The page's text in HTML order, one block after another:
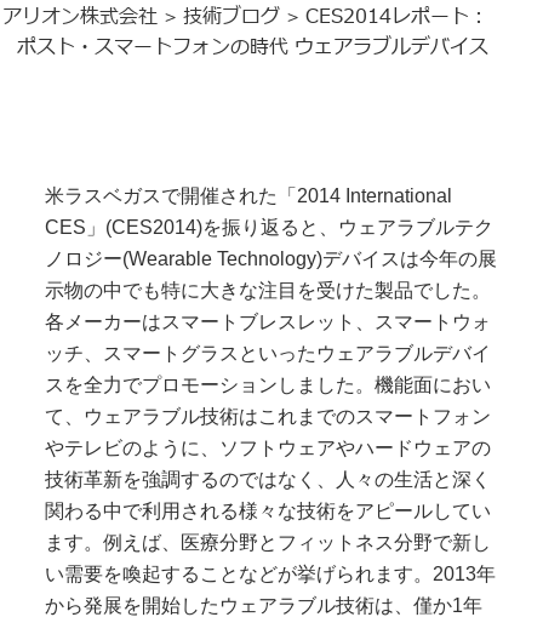
アリオン株式会社 >技術ブログ >CES2014レポート：
ポスト・スマートフォンの時代 ウェアラブルデバイス
米ラスベガスで開催された「2014 International
CES 」 (CES2014)を振り返ると、ウェアラブルテク
ノロジー(Wearable Technology)デバイスは今年の展
示物の中でも特に大きな注目を受けた製品でした。
各メーカーはスマートブレスレット、スマートウォ
ッチ、スマートグラスといったウェアラブルデバイ
スを全力でプロモーションしました。機能面におい
て、ウェアラブル技術はこれまでのスマートフォン
やテレビのように、ソフトウェアやハードウェアの
技術革新を強調するのではなく、人 々の生活と深く
関わる中で利用される様々な技術をアピールしてい
ます。例えば、医療分野とフィットネス分野で新し
い需要を喚起することなどが挙げられます。2013年
から発展を開始したウェアラブル技術は、僅か1年